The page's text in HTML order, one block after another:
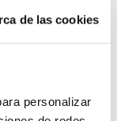
de las cookies
personalizar